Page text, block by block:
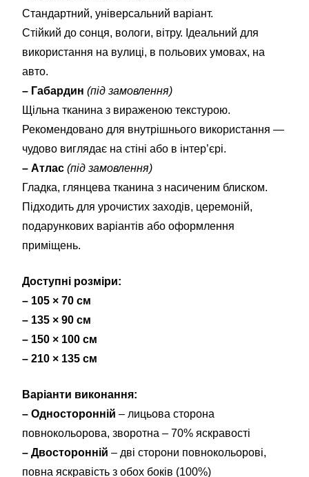
Стандартний, універсальний варіант.
Стійкий до сонця, вологи, вітру. Ідеальний для
використання на вулиці, в польових умовах, на
авто.
– Габардин (під замовлення)
Щільна тканина з вираженою текстурою.
Рекомендовано для внутрішнього використання —
чудово виглядає на стіні або в інтер’єрі.
– Атлас (під замовлення)
Гладка, глянцева тканина з насиченим блиском.
Підходить для урочистих заходів, церемоній,
подарункових варіантів або оформлення
приміщень.
Доступні розміри:
– 105 × 70 см
– 135 × 90 см
– 150 × 100 см
– 210 × 135 см
Варіанти виконання:
– Односторонній – лицьова сторона
повнокольорова, зворотна – 70% яскравості
– Двосторонній – дві сторони повнокольорові,
повна яскравість з обох боків (100%)